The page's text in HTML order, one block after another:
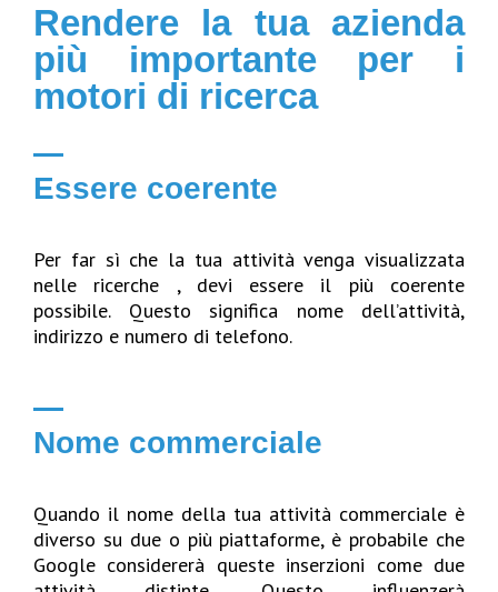
Rendere la tua azienda
più importante per i
motori di ricerca
Essere coerente
Per far sì che la tua attività venga visualizzata
nelle ricerche , devi essere il più coerente
possibile. Questo significa nome dell’attività,
indirizzo e numero di telefono.
Nome commerciale
Quando il nome della tua attività commerciale è
diverso su due o più piattaforme, è probabile che
Google considererà queste inserzioni come due